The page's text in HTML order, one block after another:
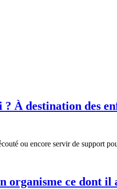
À destination des
ou encore servir de support
ce dont il